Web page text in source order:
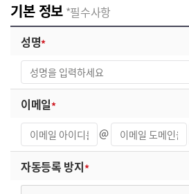
※ 위의 개인정보 수집·이용에 대
권리가 있습니다.
그러나동의를 거부할 경우 뉴스
제공에 제한을 받을 수 있습니다.
기타 고지사항
개인정보 보호법 제15조 제3항
시행령 제14조의2 제1항을 준수
수있습니다.
기본 정보 *필수사항
성명
이메일
@
자동등록 방지